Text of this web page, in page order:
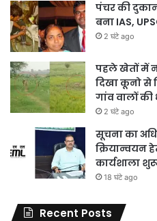
पंचर की
बना IAS,
2 घंटे ago
पहले खेतों में
दिखा कूनो से
गांव वालों
2 घंटे ago
सूचना का
क्रियान्वयन
कार्यशाला शुरू
18 घंटे ago
Recent Posts